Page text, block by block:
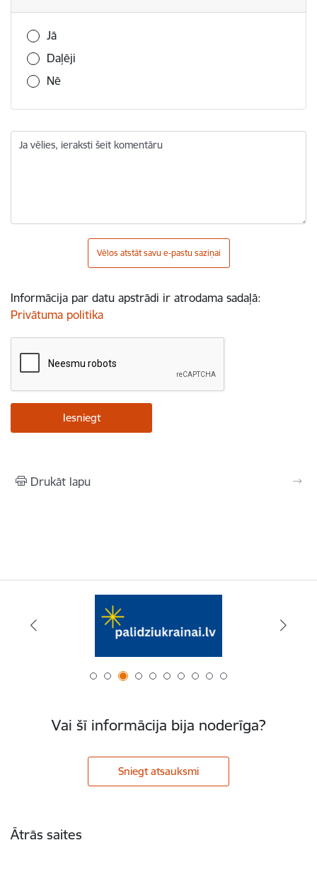
Vai šī informācija bija noderīga?
Jā
Daļēji
Nē
Ja vēlies, ieraksti šeit komentāru
Vēlos atstāt savu e-pastu saziņai
Informācija par datu apstrādi ir atrodama sadaļā:
Privātuma politika
Drukāt lapu
Vai šī informācija bija noderīga?
Sniegt atsauksmi
Ātrās saites